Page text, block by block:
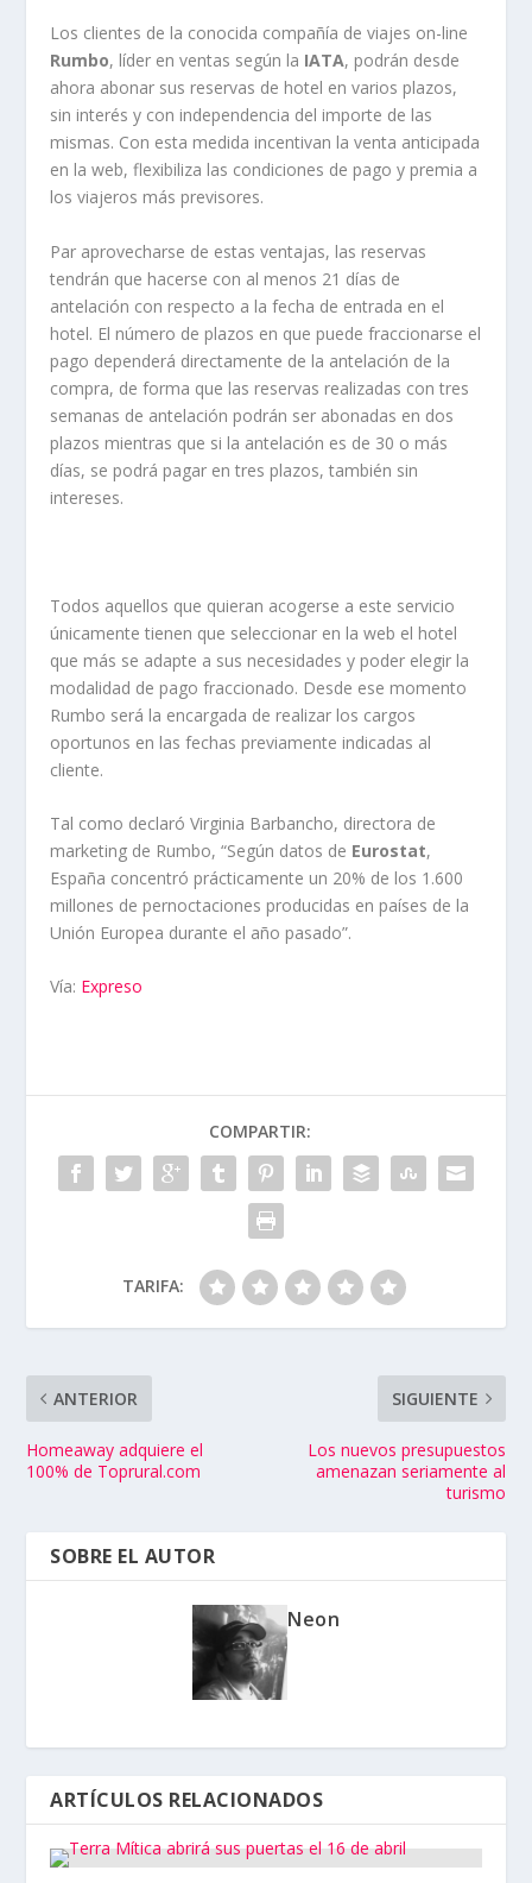
Los clientes de la conocida compañía de viajes on-line
Rumbo, líder en ventas según la IATA, podrán desde
ahora abonar sus reservas de hotel en varios plazos,
sin interés y con independencia del importe de las
mismas. Con esta medida incentivan la venta anticipada
en la web, flexibiliza las condiciones de pago y premia a
los viajeros más previsores.
Par aprovecharse de estas ventajas, las reservas
tendrán que hacerse con al menos 21 días de
antelación con respecto a la fecha de entrada en el
hotel. El número de plazos en que puede fraccionarse el
pago dependerá directamente de la antelación de la
compra, de forma que las reservas realizadas con tres
semanas de antelación podrán ser abonadas en dos
plazos mientras que si la antelación es de 30 o más
días, se podrá pagar en tres plazos, también sin
intereses.
Todos aquellos que quieran acogerse a este servicio
únicamente tienen que seleccionar en la web el hotel
que más se adapte a sus necesidades y poder elegir la
modalidad de pago fraccionado. Desde ese momento
Rumbo será la encargada de realizar los cargos
oportunos en las fechas previamente indicadas al
cliente.
Tal como declaró Virginia Barbancho, directora de
marketing de Rumbo, “Según datos de Eurostat,
España concentró prácticamente un 20% de los 1.600
millones de pernoctaciones producidas en países de la
Unión Europea durante el año pasado”.
Vía: Expreso
COMPARTIR:
TARIFA:
ANTERIOR
Homeaway adquiere el
100% de Toprural.com
SIGUIENTE
Los nuevos presupuestos
amenazan seriamente al
turismo
SOBRE EL AUTOR
Neon
ARTÍCULOS RELACIONADOS